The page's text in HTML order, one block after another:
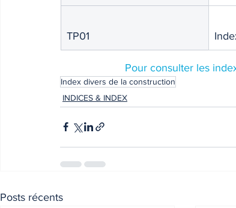
TP01
Pour consulter les
Index divers de la construction
INDICES & INDEX
Posts récents